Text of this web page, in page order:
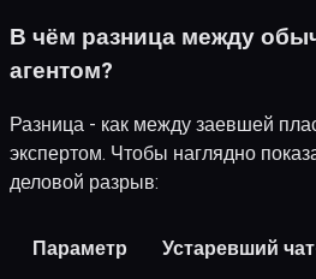
В чём разница между
агентом?
Разница - как между заевшей
экспертом. Чтобы наглядно
деловой разрыв:
Параметр Устаревший